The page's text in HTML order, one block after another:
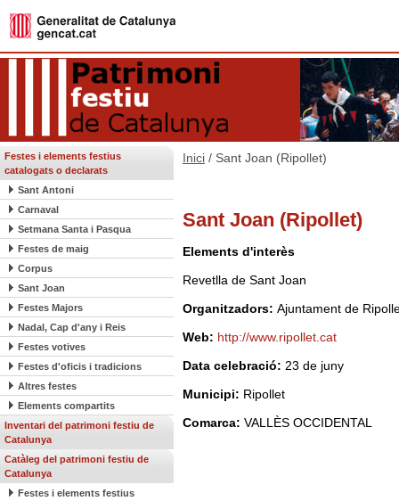
Festes i elements festius
catalogats o declarats
Sant Antoni
Carnaval
Setmana Santa i Pasqua
Festes de maig
Corpus
Sant Joan
Festes Majors
Nadal, Cap d'any i Reis
Festes votives
Festes d'oficis i tradicions
Altres festes
Elements compartits
Inventari del patrimoni festiu de
Catalunya
Catàleg del patrimoni festiu de
Catalunya
Festes i elements festius
Inici / Sant Joan (Ripollet)
Sant Joan (Ripollet)
Elements d'interès
Revetlla de Sant Joan
Organitzadors: Ajuntament de
Web: http://www.ripollet.cat
Data celebració: 23 de juny
Municipi: Ripollet
Comarca: VALLÈS OCCIDENTAL